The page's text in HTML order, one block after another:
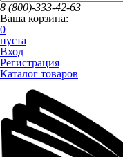
8 (800)-333-42-63
Ваша корзина:
0
пуста
Вход
Регистрация
Каталог товаров